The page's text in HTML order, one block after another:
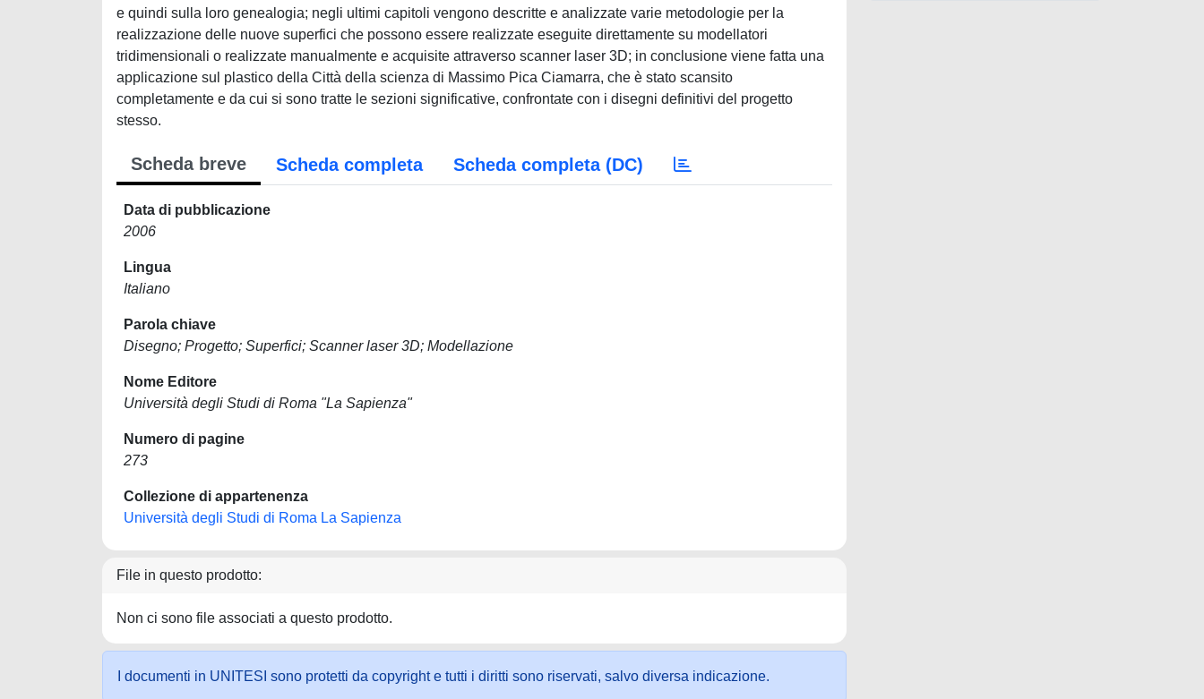
e quindi sulla loro genealogia; negli ultimi capitoli vengono descritte e analizzate varie metodologie per la
realizzazione delle nuove superfici che possono essere realizzate eseguite direttamente su modellatori
tridimensionali o realizzate manualmente e acquisite attraverso scanner laser 3D; in conclusione viene fatta una
applicazione sul plastico della Città della scienza di Massimo Pica Ciamarra, che è stato scansito
completamente e da cui si sono tratte le sezioni significative, confrontate con i disegni definitivi del progetto
stesso.
Scheda breve Scheda completa Scheda completa (DC)
Data di pubblicazione
2006
Lingua
Italiano
Parola chiave
Disegno; Progetto; Superfici; Scanner laser 3D; Modellazione
Nome Editore
Università degli Studi di Roma "La Sapienza"
Numero di pagine
273
Collezione di appartenenza
Università degli Studi di Roma La Sapienza
File in questo prodotto:
Non ci sono file associati a questo prodotto.
I documenti in UNITESI sono protetti da copyright e tutti i diritti sono riservati, salvo diversa indicazione.